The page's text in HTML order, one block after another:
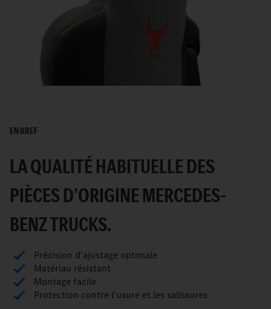
EN BREF
LA QUALITÉ HABITUELLE DES
PIÈCES D’ORIGINE MERCEDES-
BENZ TRUCKS.
Précision d’ajustage optimale
Matériau résistant
Montage facile
Protection contre l’usure et les salissures